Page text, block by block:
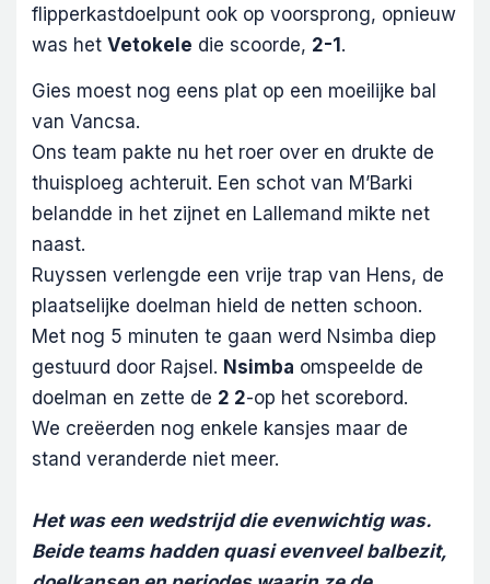
flipperkastdoelpunt ook op voorsprong, opnieuw
was het Vetokele die scoorde, 2-1 .
Gies moest nog eens plat op een moeilijke bal
van Vancsa.
Ons team pakte nu het roer over en drukte de
thuisploeg achteruit. Een schot van M’Barki
belandde in het zijnet en Lallemand mikte net
naast.
Ruyssen verlengde een vrije trap van Hens, de
plaatselijke doelman hield de netten schoon.
Met nog 5 minuten te gaan werd Nsimba diep
gestuurd door Rajsel. Nsimba omspeelde de
doelman en zette de 2 2-op het scorebord.
We creëerden nog enkele kansjes maar de
stand veranderde niet meer.
Het was een wedstrijd die evenwichtig was.
Beide teams hadden quasi evenveel balbezit,